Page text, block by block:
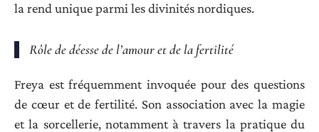
la rend unique parmi les divinités nordiques.
Rôle de déesse de l’amour et de la fertilité
Freya est fréquemment invoquée pour des questions
de cœur et de fertilité. Son association avec la magie
et la sorcellerie, notamment à travers la pratique du